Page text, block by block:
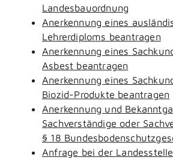
Landesbauordnung
Anerkennung eines
Lehrerdiploms beantragen
Anerkennung eines
Asbest beantragen
Anerkennung eines
Biozid-Produkte beantragen
Anerkennung und
Sachverständige oder
§ 18
Anfrage bei der